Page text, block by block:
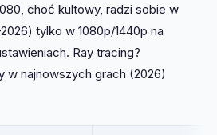
choć kultowy, radzi sobie w
tylko w 1080p/1440p na
Ray tracing?
w najnowszych grach (2026)